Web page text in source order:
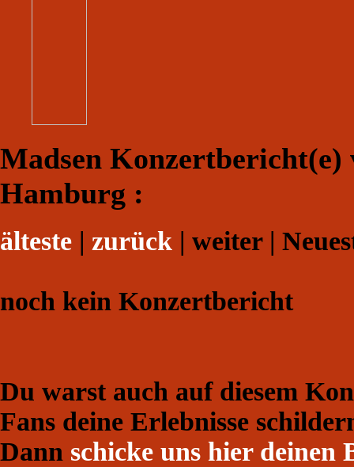
Madsen Konzertbericht(e)
Hamburg :
älteste | zurück | weiter |
noch kein Konzertbericht
Du warst auch auf diesem
Fans deine Erlebnisse
Dann schicke uns hier deinen